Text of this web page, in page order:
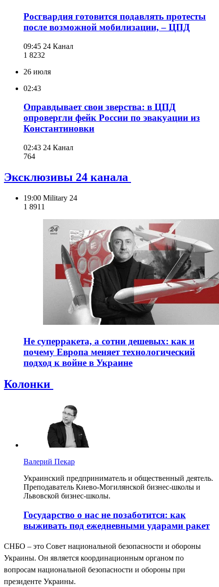
Росгвардия готовится подавлять протесты
после возможной мобилизации, – ЦПД
09:45 24 Канал
1 8232
26 июля
02:43
Оправдывает свои зверства: в ЦПД
опровергли фейк России по эвакуации из
Константиновки
02:43 24 Канал
764
Эксклюзивы 24 канала
19:00 Military 24
1 891 1
Не суперракета, а сотни дешевых: как и
почему Европа меняет технологический
подход к войне в Украине
Колонки
Валерий Пекар
Украинский предприниматель и общественный деятель.
Преподаватель Киево-Могилянской бизнес-школы и
Львовской бизнес-школы.
Государство о нас не позаботится: как
выживать под ежедневными ударами ракет
СНБО – это Совет национальной безопасности и обороны
Украины. Он является координационным органом по
вопросам национальной безопасности и обороны при
президенте Украины.